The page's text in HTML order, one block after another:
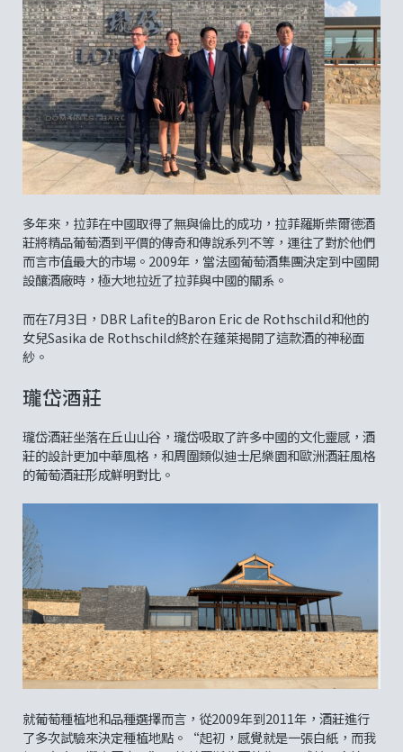
多年來，拉菲在中國取得了無與倫比的成功，拉菲羅斯柴爾德酒
莊將精品葡萄酒到平價的傳奇和傳說系列不等，運往了對於他們
而言市值最大的市場。2009年，當法國葡萄酒集團決定到中國開
設釀酒廠時，極大地拉近了拉菲與中國的關系。
而在7月3日，DBR Lafite的Baron Eric de Rothschild和他的
女兒Sasika de Rothschild終於在蓬萊揭開了這款酒的神秘面
紗。
瓏岱酒莊
瓏岱酒莊坐落在丘山山谷，瓏岱吸取了許多中國的文化靈感，酒
莊的設計更加中華風格，和周圍類似迪士尼樂園和歐洲酒莊風格
的葡萄酒莊形成鮮明對比。
就葡萄種植地和品種選擇而言，從2009年到2011年，酒莊進行
了多次試驗來決定種植地點。“起初，感覺就是一張白紙，而我